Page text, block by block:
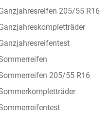
205/55 R16
205/55 R16